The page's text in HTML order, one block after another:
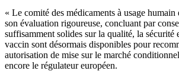
« Le comité des médicaments à usage
son évaluation rigoureuse, concluant par
suffisamment solides sur la qualité, la sécurité
vaccin sont désormais disponibles pour
autorisation de mise sur le marché
encore le régulateur européen.